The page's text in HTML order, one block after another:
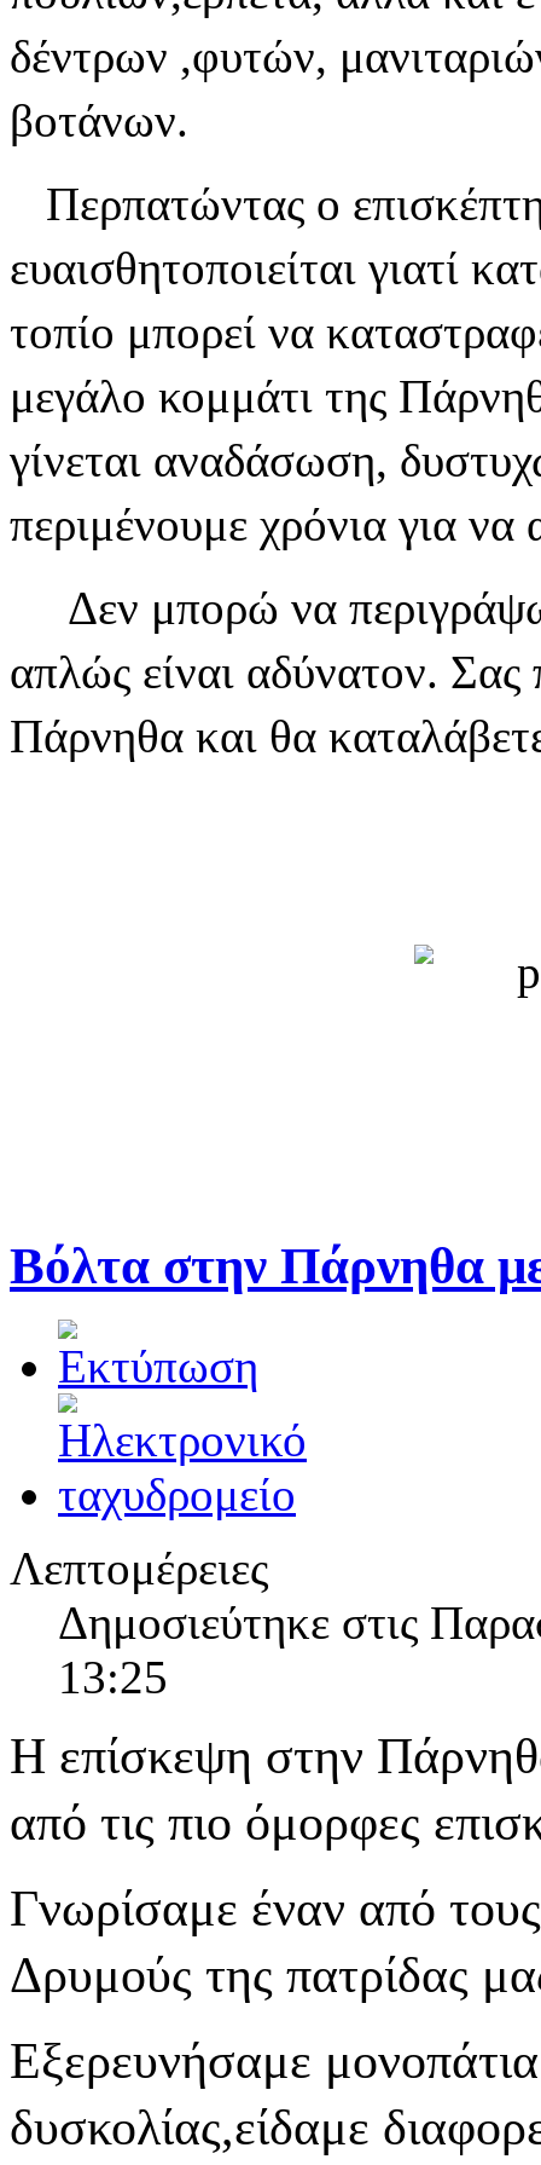
δέντρων ,φυτών,
βοτάνων.
Περπατώντας ο
ευαισθητοποιείται γιατί
τοπίο μπορεί να
μεγάλο κομμάτι της
γίνεται αναδάσωση,
περιμένουμε χρόνια για
Δεν μπορώ να περιγράψω
απλώς είναι αδύνατον. Σας
Πάρνηθα και θα
Βόλτα στην Πάρνηθα
Λεπτομέρειες
Δημοσιεύτηκε στις
13:25
Η επίσκεψη στην
από τις πιο όμορφες
Γνωρίσαμε έναν από
Δρυμούς της πατρίδας
Εξερευνήσαμε
δυσκολίας,είδαμε